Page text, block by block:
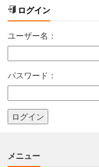
ログイン
ユーザー名：
パスワード：
メニュー